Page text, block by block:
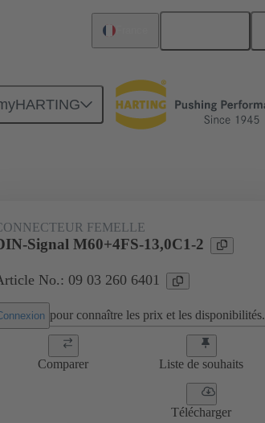
Produits Raccordement carte mère à carte fille
FEMELLE
Signal M60+4FS-13,0C1-2
No.: 09 03 260 6401
pour connaître les prix et les disponibilités.
Comparer Liste de souhaits
Télécharger